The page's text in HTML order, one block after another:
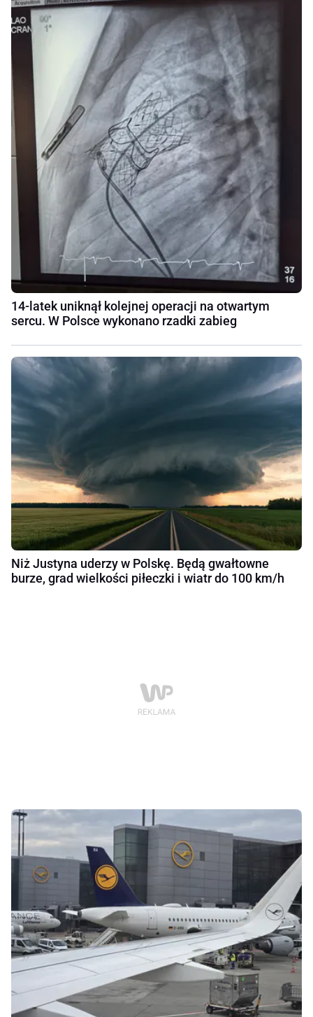
14-latek uniknął kolejnej operacji na otwartym
sercu. W Polsce wykonano rzadki zabieg
Niż Justyna uderzy w Polskę. Będą gwałtowne
burze, grad wielkości piłeczki i wiatr do 100 km/h